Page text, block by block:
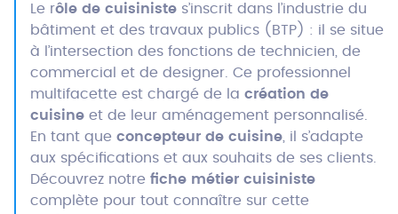
Le rôle de cuisiniste s’inscrit dans l’industrie du
bâtiment et des travaux publics (BTP) : il se situe
à l’intersection des fonctions de technicien, de
commercial et de designer. Ce professionnel
multifacette est chargé de la création de
cuisine et de leur aménagement personnalisé.
En tant que concepteur de cuisine , il s’adapte
aux spécifications et aux souhaits de ses clients.
Découvrez notre fiche métier cuisiniste
complète pour tout connaître sur cette